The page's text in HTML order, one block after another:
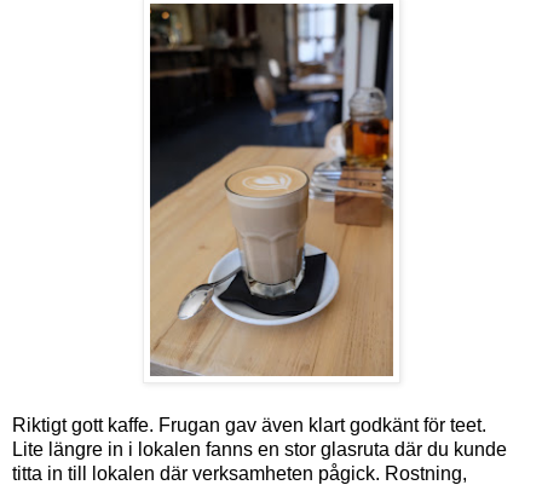
Riktigt gott kaffe. Frugan gav även klart godkänt för teet.
Lite längre in i lokalen fanns en stor glasruta där du kunde
titta in till lokalen där verksamheten pågick. Rostning,